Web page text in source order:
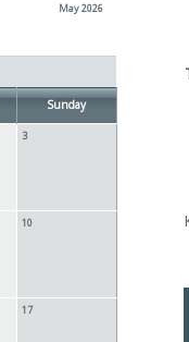
May 2026
Sunday
3
10
17